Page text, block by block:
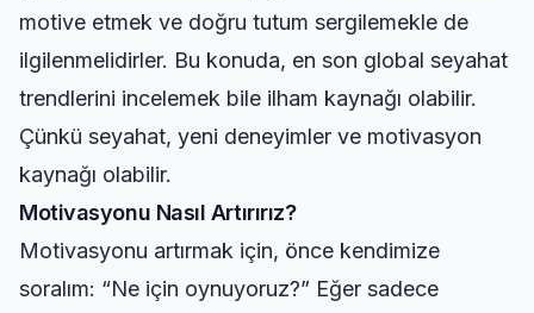
motive etmek ve doğru tutum sergilemekle de
ilgilenmelidirler. Bu konuda, en son global seyahat
trendlerini incelemek bile ilham kaynağı olabilir.
Çünkü seyahat, yeni deneyimler ve motivasyon
kaynağı olabilir.
Motivasyonu Nasıl Artırırız?
Motivasyonu artırmak için, önce kendimize
soralım: “Ne için oynuyoruz?” Eğer sadece